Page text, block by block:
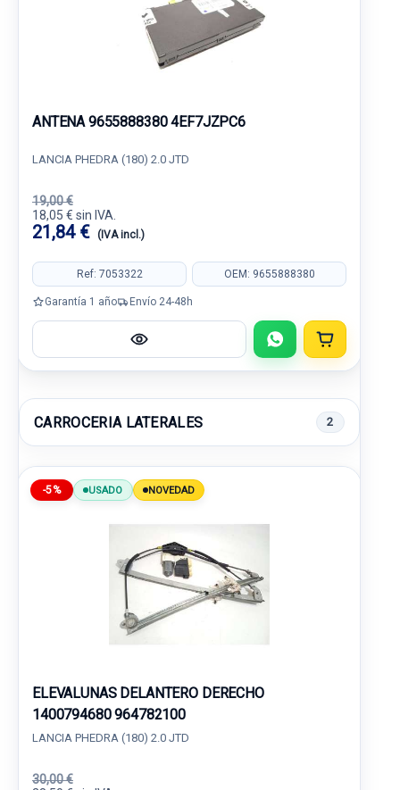
ANTENA 9655888380 4EF7JZPC6
LANCIA PHEDRA (180) 2.0 JTD
19,00 €
18,05 € sin IVA.
21,84 € (IVA incl.)
Ref: 7053322 OEM: 9655888380
Garantía 1 año Envío 24-48h
CARROCERIA LATERALES 2
-5% USADO NOVEDAD
ELEVALUNAS DELANTERO DERECHO
1400794680 964782100
LANCIA PHEDRA (180) 2.0 JTD
30,00 €